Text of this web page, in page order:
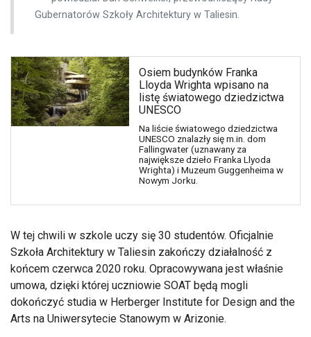
Gubernatorów Szkoły Architektury w Taliesin.
Osiem budynków Franka
Lloyda Wrighta wpisano na
listę światowego dziedzictwa
UNESCO
Na liście światowego dziedzictwa
UNESCO znalazły się m.in. dom
Fallingwater (uznawany za
największe dzieło Franka Llyoda
Wrighta) i Muzeum Guggenheima w
Nowym Jorku.
W tej chwili w szkole uczy się 30 studentów. Oficjalnie
Szkoła Architektury w Taliesin zakończy działalność z
końcem czerwca 2020 roku. Opracowywana jest właśnie
umowa, dzięki której uczniowie SOAT będą mogli
dokończyć studia w Herberger Institute for Design and the
Arts na Uniwersytecie Stanowym w Arizonie.